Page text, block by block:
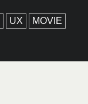
UX
MOVIE